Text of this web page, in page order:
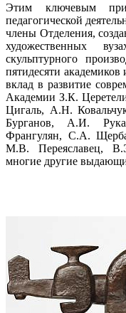
Этим ключевым
педагогической
члены Отделения,
художественных
скульптурного
пятидесяти
вклад в развитие
Академии З.К.
Цигаль, А.Н.
Бурганов, А.И.
Франгулян, С.А.
М.В. Переяславец,
многие другие